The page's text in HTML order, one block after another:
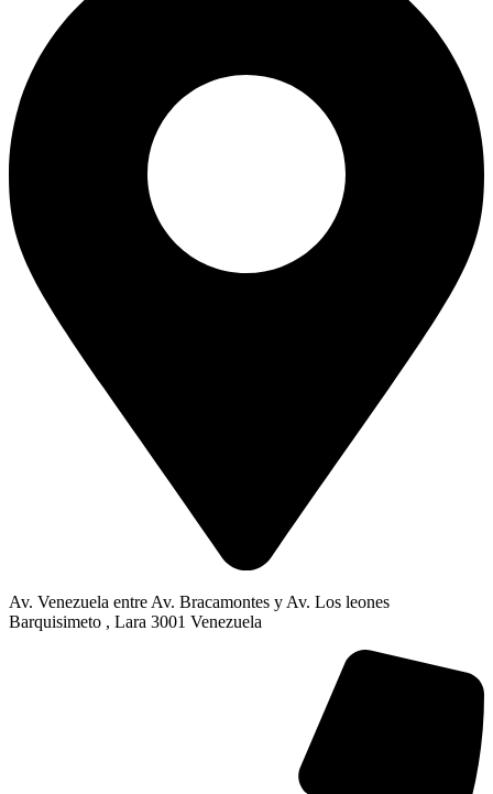
Av. Venezuela entre Av. Bracamontes y Av. Los leones
Barquisimeto , Lara 3001 Venezuela